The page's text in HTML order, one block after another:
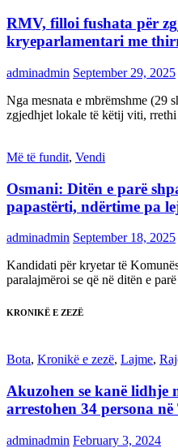
RMV, filloi fushata për
kryeparlamentari me
adminadmin September 29, 2025
Nga mesnata e mbrëmshme (29
zgjedhjet lokale të këtij viti,
Më të fundit, Vendi
Osmani: Ditën e parë
papastërti, ndërtime pa
adminadmin September 18, 2025
Kandidati për kryetar të
paralajmëroi se që në ditën e
KRONIKË E ZEZË
Bota, Kronikë e zezë, Lajme,
Akuzohen se kanë lidhje
arrestohen 34 persona
adminadmin February 3, 2024